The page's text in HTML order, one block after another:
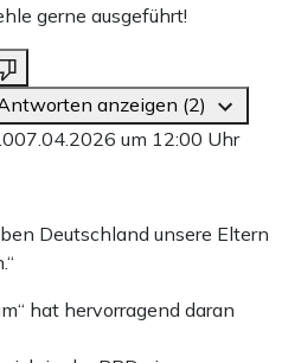
gerne ausgeführt!
anzeigen (2)
07.04.2026 um 12:00 Uhr
Deutschland unsere Eltern
hat hervorragend daran